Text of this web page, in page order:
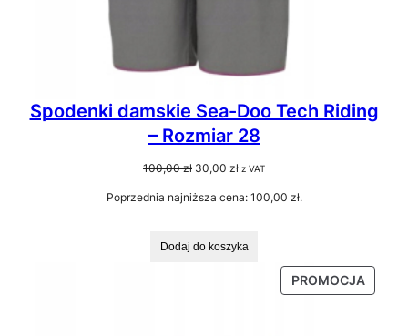
Spodenki damskie Sea-Doo Tech Riding
– Rozmiar 28
100,00zł Pierwotna
wynosiła:
30,00 złAktualna
wynosi:
z VAT
Poprzednia najniższa cena: 100,00 zł.
Dodaj do koszyka
PROMOCJA
W